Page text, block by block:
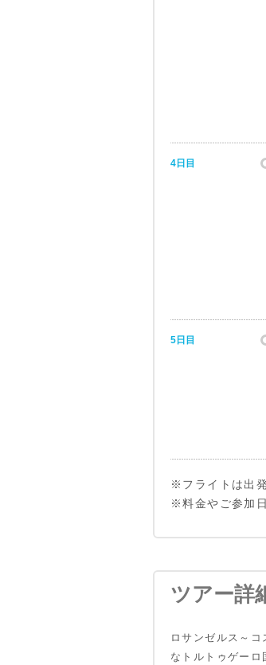
4日目
5日目
※フライトは出
※料金やご参加
ツアー詳
ロサンゼルス～
なトルトゥゲー